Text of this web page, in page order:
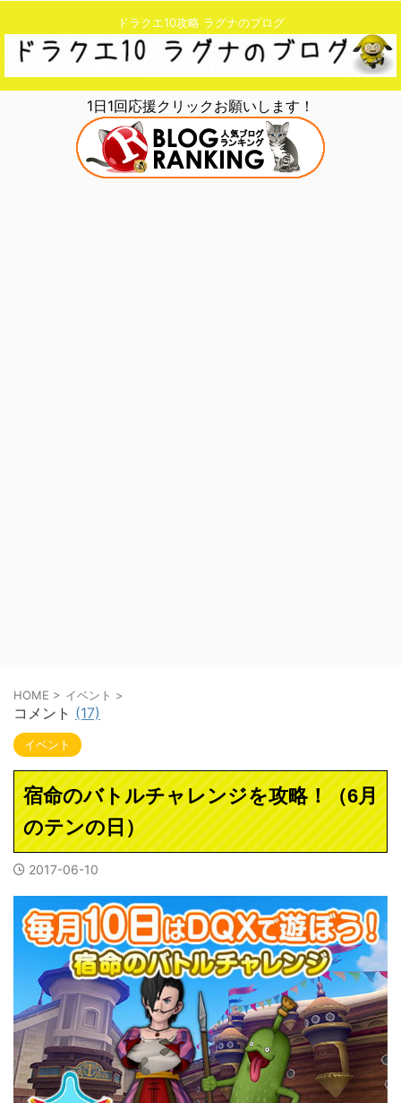
ドラクエ10攻略 ラグナのブログ
1日1回応援クリックお願いします！
HOME > イベント >
コメント (17)
イベント
宿命のバトルチャレンジを攻略！（6月
のテンの日）
2017-06-10